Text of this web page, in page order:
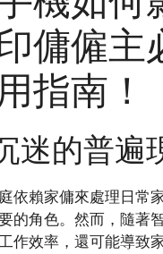
傭僱主
指南！
迷的普遍
依賴家傭來處理日常
的角色。然而，隨著
作效率，還可能導致